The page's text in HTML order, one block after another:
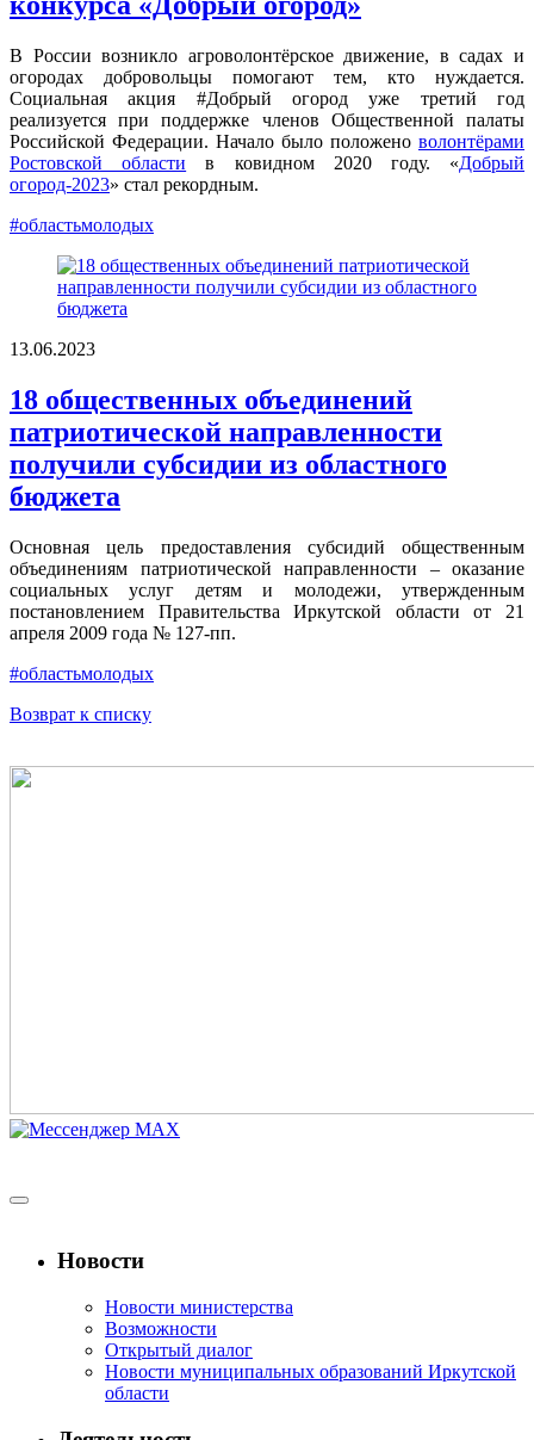
В России возникло агроволонтёрское движение, в садах и
огородах добровольцы помогают тем, кто нуждается.
Социальная акция #Добрый огород уже третий год
реализуется при поддержке членов Общественной палаты
Российской Федерации. Начало было положено волонтёрами
Ростовской области в ковидном 2020 году. «Добрый
огород-2023» стал рекордным.
#областьмолодых
13.06.2023
18 общественных объединений
патриотической направленности
получили субсидии из областного
бюджета
Основная цель предоставления субсидий общественным
объединениям патриотической направленности – оказание
социальных услуг детям и молодежи, утвержденным
постановлением Правительства Иркутской области от 21
апреля 2009 года № 127-пп.
#областьмолодых
Возврат к списку
Новости
Новости министерства
Возможности
Открытый диалог
Новости муниципальных образований Иркутской
области